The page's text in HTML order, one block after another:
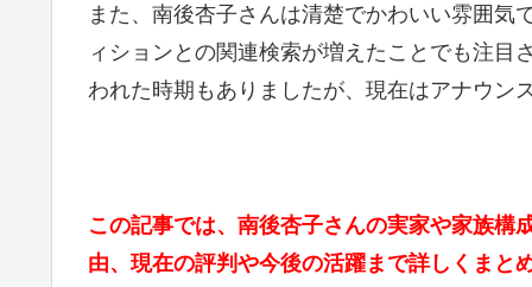
また、南後杏子さんは清楚でかわいい雰囲
ィションとの関連検索が増えたことでも注
われた時期もありましたが、現在はアナウン
この記事では、南後杏子さんの実家や家族構
由、現在の評判や今後の活躍まで詳しくまと